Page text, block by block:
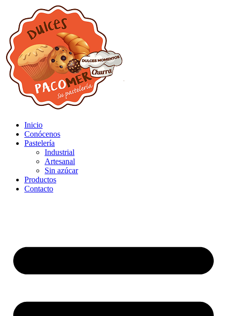
Inicio
Conócenos
Pastelería
Industrial
Artesanal
Sin azúcar
Productos
Contacto